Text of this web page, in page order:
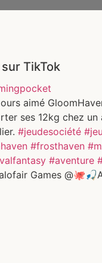
TikTok
aimé
ses 12kg chez
#jeudesociété
#frosthaven
#aventure
Games